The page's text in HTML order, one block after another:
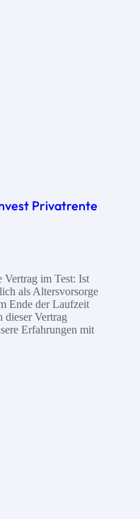
Privatrente
im Test: Ist
als Altersvorsorge
Ende der Laufzeit
dieser Vertrag
Erfahrungen mit